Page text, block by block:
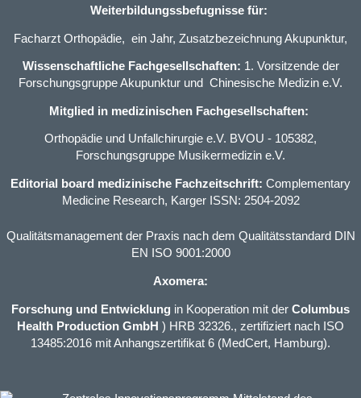
Weiterbildungssbefugnisse für:
Facharzt Orthopädie, ein Jahr, Zusatzbezeichnung Akupunktur,
Wissenschaftliche Fachgesellschaften: 1. Vorsitzende der
Forschungsgruppe Akupunktur und Chinesische Medizin e.V.
Mitglied in medizinischen Fachgesellschaften:
Orthopädie und Unfallchirurgie e.V. BVOU - 105382,
Forschungsgruppe Musikermedizin e.V.
Editorial board medizinische Fachzeitschrift: Complementary
Medicine Research, Karger ISSN: 2504-2092
Qualitätsmanagement der Praxis nach dem Qualitätsstandard DIN
EN ISO 9001:2000
Axomera:
Forschung und Entwicklung in Kooperation mit der Columbus
Health Production GmbH ) HRB 32326., zertifiziert nach ISO
13485:2016 mit Anhangszertifikat 6 (MedCert, Hamburg).